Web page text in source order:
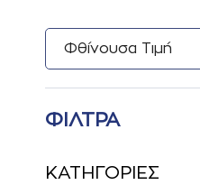
ΦΙΛΤΡΑ
ΚΑΤΗΓΟΡΙΕΣ